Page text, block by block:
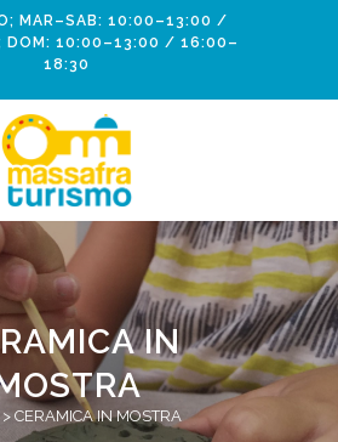
MAR–SAB: 10:00–13:00 /
DOM: 10:00–13:00 / 16:00–
18:30
IN
CERAMICA IN MOSTRA